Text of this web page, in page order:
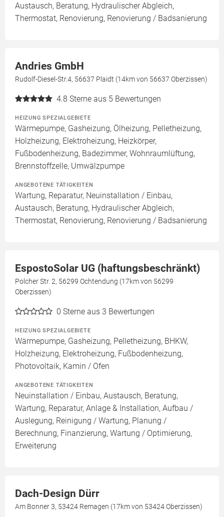
Austausch, Beratung, Hydraulischer Abgleich,
Thermostat, Renovierung, Renovierung / Badsanierung
Andries GmbH
Rudolf-Diesel-Str.4, 56637 Plaidt (14km von 56637 Oberzissen)
4.8 Sterne aus 5 Bewertungen
HEIZUNG SPEZIALGEBIETE
Wärmepumpe, Gasheizung, Ölheizung, Pelletheizung,
Holzheizung, Elektroheizung, Heizkörper,
Fußbodenheizung, Badezimmer, Wohnraumlüftung,
Brennstoffzelle, Umwälzpumpe
ANGEBOTENE TÄTIGKEITEN
Wartung, Reparatur, Neuinstallation / Einbau,
Austausch, Beratung, Hydraulischer Abgleich,
Thermostat, Renovierung, Renovierung / Badsanierung
EspostoSolar UG (haftungsbeschränkt)
Polcher Str. 2, 56299 Ochtendung (17km von 56299
Oberzissen)
0 Sterne aus 3 Bewertungen
HEIZUNG SPEZIALGEBIETE
Wärmepumpe, Gasheizung, Pelletheizung, BHKW,
Holzheizung, Elektroheizung, Fußbodenheizung,
Photovoltaik, Kamin / Ofen
ANGEBOTENE TÄTIGKEITEN
Neuinstallation / Einbau, Austausch, Beratung,
Wartung, Reparatur, Anlage & Installation, Aufbau /
Auslegung, Reinigung / Wartung, Planung /
Berechnung, Finanzierung, Wartung / Optimierung,
Erweiterung
Dach-Design Dürr
Am Bonner 3, 53424 Remagen (17km von 53424 Oberzissen)